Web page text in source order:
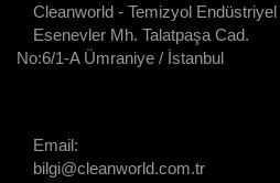
Cleanworld - Temizyol
Esenevler Mh. Talatpaşa Cad.
No:6/1-A Ümraniye / İstanbul
Email:
bilgi@cleanworld.com.tr